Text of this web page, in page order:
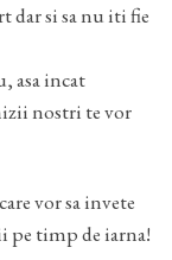
dar si sa nu iti fie
asa incat
nostri te vor
vor sa invete
pe timp de iarna!